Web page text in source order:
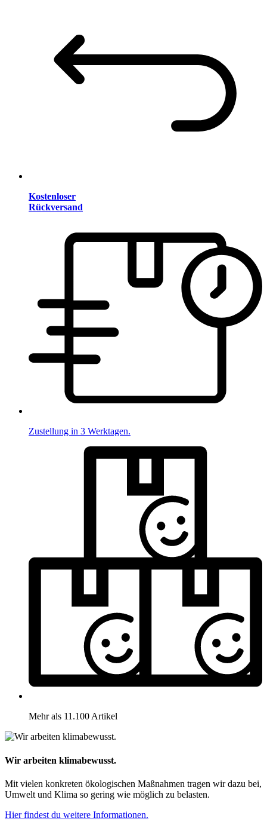
Kostenloser
Rückversand
Zustellung in 3 Werktagen.
Mehr als 11.100 Artikel
Wir arbeiten klimabewusst.
Mit vielen konkreten ökologischen Maßnahmen tragen wir dazu bei,
Umwelt und Klima so gering wie möglich zu belasten.
Hier findest du weitere Informationen.